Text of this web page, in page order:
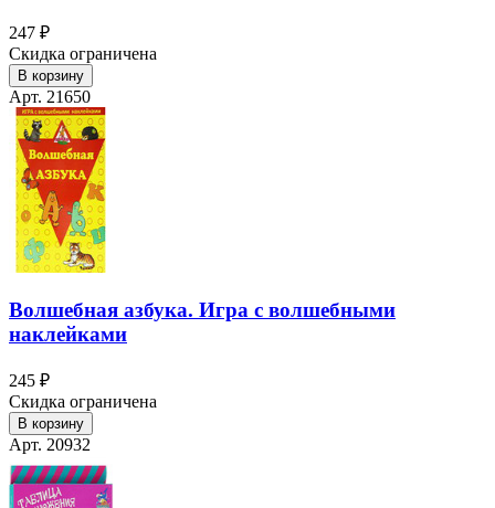
247 ₽
Скидка ограничена
В корзину
Арт. 21650
Волшебная азбука. Игра с волшебными
наклейками
245 ₽
Скидка ограничена
В корзину
Арт. 20932